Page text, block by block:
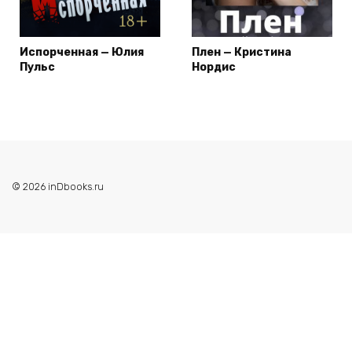
Испорченная — Юлия
Пульс
Плен — Кристина
Нордис
© 2026 inDbooks.ru